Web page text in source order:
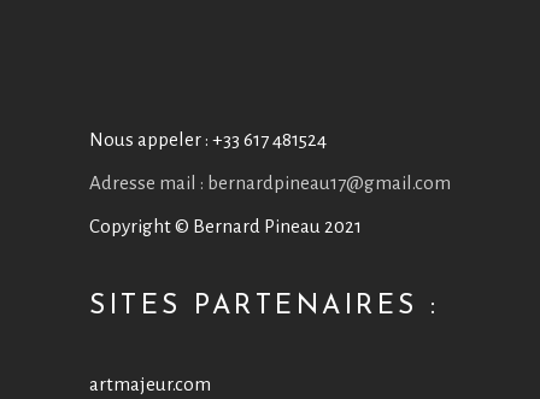
Nous appeler : +33 617 481524
Adresse mail : bernardpineau17@gmail.com
Copyright © Bernard Pineau 2021
SITES PARTENAIRES :
artmajeur.com